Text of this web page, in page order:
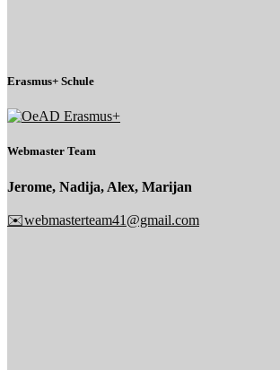
Erasmus+ Schule
Webmaster Team
Jerome, Nadija, Alex, Marijan
✉️webmasterteam41@gmail.com